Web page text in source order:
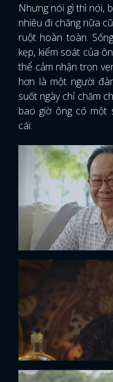
Nhưng nói gì thì nói,
nhiêu đi chăng nữa
ruột hoàn toàn.
kẹp, kiểm soát của
thể cảm nhận trọn
hơn là một người
suốt ngày chỉ chăm
bao giờ ông có một
cái.